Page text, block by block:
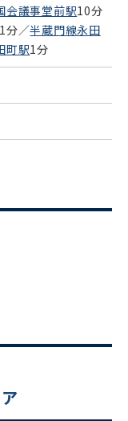
会議事堂前駅10分
1分／半蔵門線永田
町駅1分